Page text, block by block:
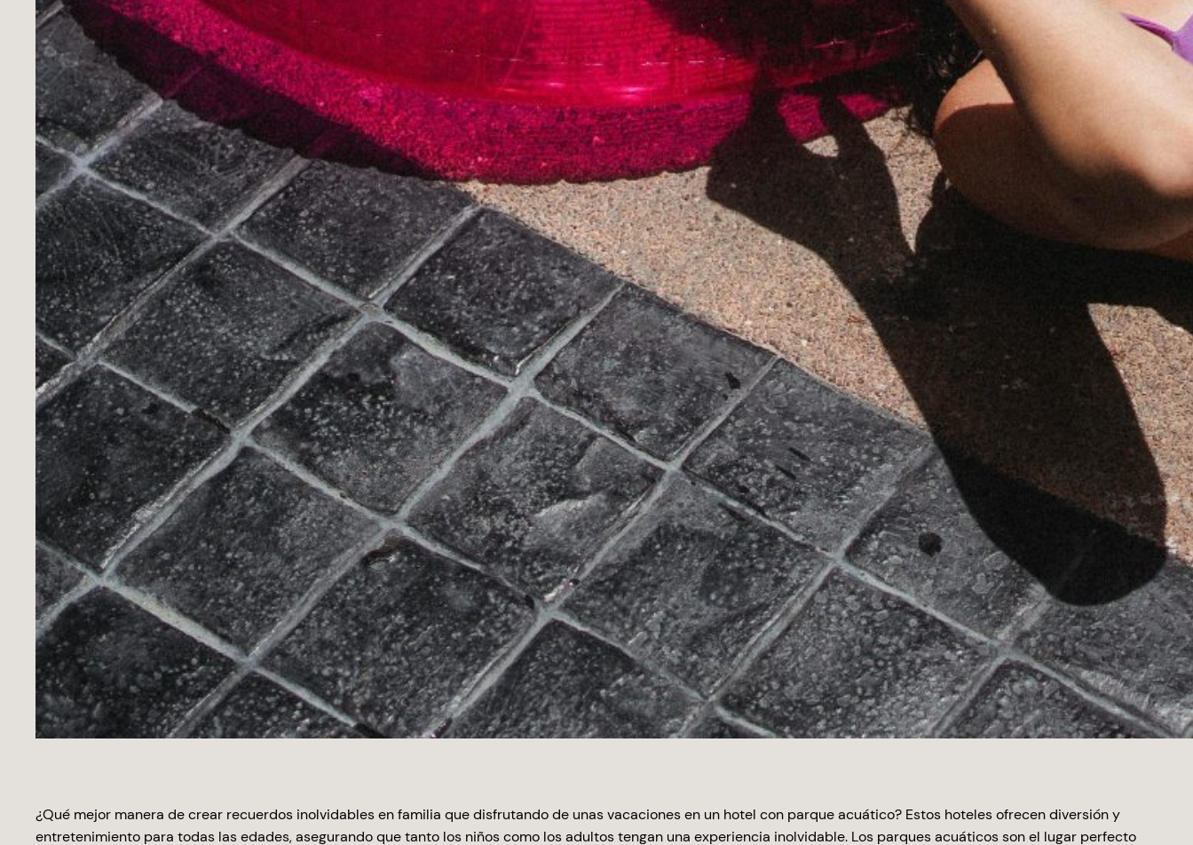
¿Qué mejor manera de crear recuerdos inolvidables en familia que disfrutando de unas vacaciones en un hotel con parque acuático? Estos hoteles ofrecen diversión y
entretenimiento para todas las edades, asegurando que tanto los niños como los adultos tengan una experiencia inolvidable. Los parques acuáticos son el lugar perfecto